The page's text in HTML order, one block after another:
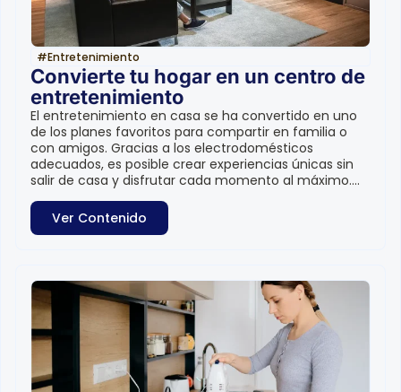
#Entretenimiento
Convierte tu hogar en un centro de
entretenimiento
El entretenimiento en casa se ha convertido en uno
de los planes favoritos para compartir en familia o
con amigos. Gracias a los electrodomésticos
adecuados, es posible crear experiencias únicas sin
salir de casa y disfrutar cada momento al máximo....
Ver Contenido